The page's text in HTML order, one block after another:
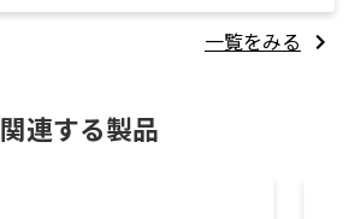
一覧をみる
関連する製品